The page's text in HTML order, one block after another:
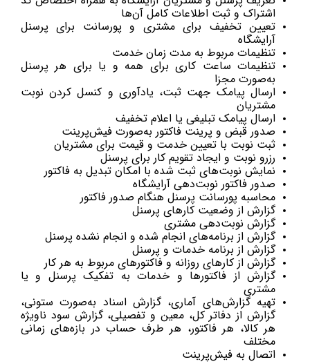
اشتراک و ثبت اطلاعات کامل آن‌ها
تعیین تخفیف برای مشتری و پورسانت برای پرسنل
آرایشگاه
تنظیمات مربوط به مدت زمان خدمت
تنظیمات ساعت کاری برای همه و یا برای هر پرسنل
به‌صورت مجزا
ارسال پیامک جهت ثبت، یادآوری و کنسل کردن نوبت
مشتریان
ارسال پیامک تبلیغی یا اعلام تخفیف
صدور قبض و پرینت فاکتور به‌صورت فیش‌پرینت
ثبت نوبت با تعیین خدمت و قیمت برای مشتریان
رزرو نوبت و ایجاد تقویم کار برای پرسنل
نمایش نوبت‌های ثبت شده با امکان تبدیل به فاکتور
صدور فاکتور نوبت‌دهی آرایشگاه
محاسبه پورسانت پرسنل هنگام صدور فاکتور
گزارش از وضعیت کارهای پرسنل
گزارش نوبت‌دهی مشتری
گزارش از برنامه‌های انجام شده و انجام نشده پرسنل
گزارش از برنامه خدمات و پرسنل
گزارش از کارهای روزانه و فاکتورهای مربوط به هر کار
گزارش از فاکتورها و خدمات به تفکیک پرسنل و یا
مشتری
تهیه گزارش‌های آماری، گزارش اسناد به‌صورت ستونی،
گزارش از دفاتر کل، معین و تفصیلی، گزارش سود ناویژه
هر کالا، هر فاکتور، هر طرف حساب در بازه‌های زمانی
مختلف
اتصال به فیش‌پرینت